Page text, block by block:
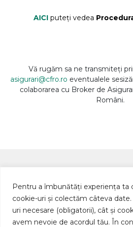
Pentru a îmbunătăți experiența ta
cookie-uri și colectăm câteva
uri necesare (obligatorii), cât și
avem nevoie de acordul tău. În
AICI puteți vedea
Vă rugăm sa ne transmiteți
asigurari@cfro.ro eventualele
colaborarea cu Broker de
Români.
Bulevardul
Cubic Center
Voluntari, Ilfov,